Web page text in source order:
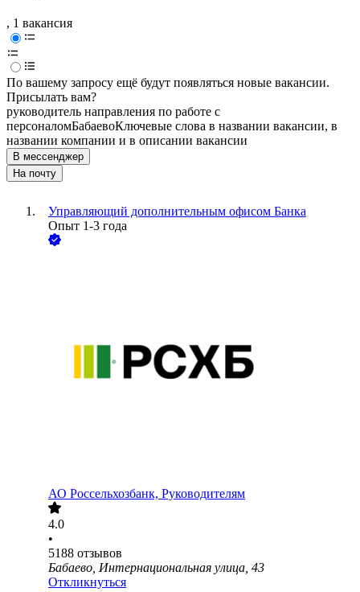
, 1 вакансия
По вашему запросу ещё будут появляться новые вакансии.
Присылать вам?
руководитель направления по работе с
персоналомБабаевоКлючевые слова в названии вакансии, в
названии компании и в описании вакансии
В мессенджер
На почту
Управляющий дополнительным офисом Банка
Опыт 1-3 года
АО Россельхозбанк, Руководителям
4.0
•
5188 отзывов
Бабаево, Интернациональная улица, 43
Откликнуться